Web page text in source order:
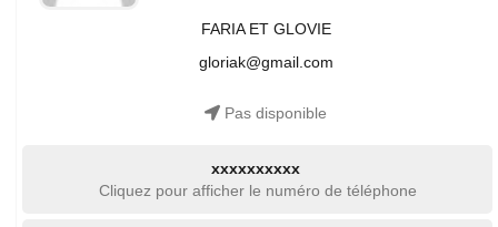
FARIA ET GLOVIE
gloriak@gmail.com
Pas disponible
xxxxxxxxxx
Cliquez pour afficher le numéro de téléphone